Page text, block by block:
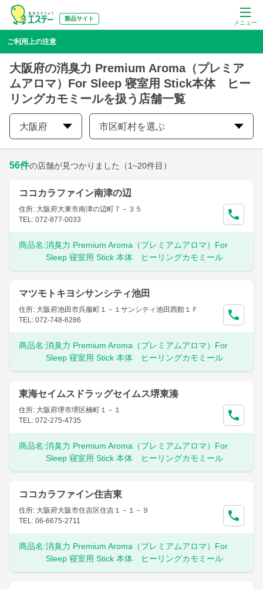
メニュー
製品サイト
ご利用上の注意
大阪府の消臭力 Premium Aroma（プレミア
ムアロマ）For Sleep 寝室用 Stick本体 ヒー
リングカモミールを扱う店舗一覧
大阪府 市区町村を選ぶ
56件の店舗が見つかりました （1~20件目）
ココカラファイン南津の辺
住所: 大阪府大東市南津の辺町７－３５
TEL: 072-877-0033
商品名:消臭力 Premium Aroma（プレミアムアロマ）For
Sleep 寝室用 Stick 本体 ヒーリングカモミール
マツモトキヨシサンシティ池田
住所: 大阪府池田市呉服町１－１サンシティ池田西館１Ｆ
TEL: 072-748-6286
商品名:消臭力 Premium Aroma（プレミアムアロマ）For
Sleep 寝室用 Stick 本体 ヒーリングカモミール
東海セイムスドラッグセイムス堺東湊
住所: 大阪府堺市堺区楠町１－１
TEL: 072-275-4735
商品名:消臭力 Premium Aroma（プレミアムアロマ）For
Sleep 寝室用 Stick 本体 ヒーリングカモミール
ココカラファイン住吉東
住所: 大阪府大阪市住吉区住吉１－１－９
TEL: 06-6675-2711
商品名:消臭力 Premium Aroma（プレミアムアロマ）For
Sleep 寝室用 Stick 本体 ヒーリングカモミール